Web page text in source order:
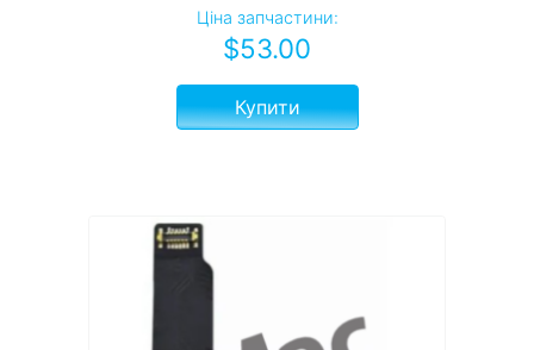
Ціна запчастини:
$53.00
Купити